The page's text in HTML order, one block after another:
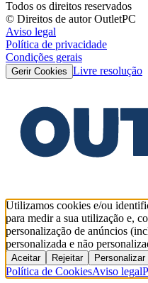
Todos os direitos reservados
© Direitos de autor OutletPC
Aviso legal
Política de privacidade
Condições gerais
Gerir Cookies Livre resolução
Utilizamos cookies e/ou
para medir a sua utilização e,
personalização de anúncios
personalizada e não
Aceitar Rejeitar Personalizar
Política de CookiesAviso legal